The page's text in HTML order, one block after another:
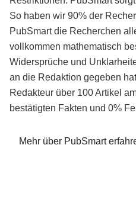
So haben wir 90% der
PubSmart die Recherchen
vollkommen mathematisch
Widersprüche und
an die Redaktion gegeben
Redakteur über 100 Artikel
bestätigten Fakten und 0%
Mehr über PubSmart